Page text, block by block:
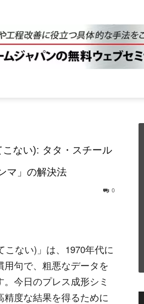
ない): タタ・スチール
マ」の解決法
0
ない)」は、1970年代に
句で、粗悪なデータを
今日のプレス成形シミ
度な結果を得るために